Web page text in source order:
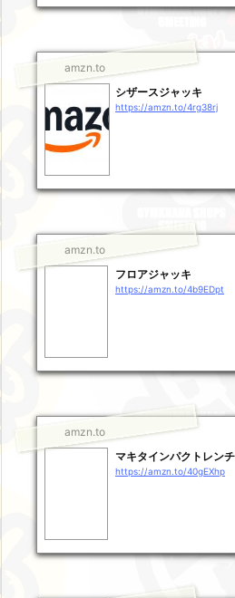
amzn.to
シザースジャッキ
https://amzn.to/4rg38rj
amzn.to
フロアジャッキ
https://amzn.to/4b9EDpt
amzn.to
マキタインパクトレンチ
https://amzn.to/40gEXhp